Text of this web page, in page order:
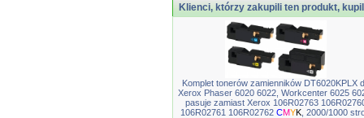
Klienci, którzy zakupili ten produkt,
Komplet tonerów zamienników DT6020KPLX
Xerox Phaser 6020 6022, Workcenter 6025
pasuje zamiast Xerox 106R02763
106R02761 106R02762 CMYK , 2000/1000